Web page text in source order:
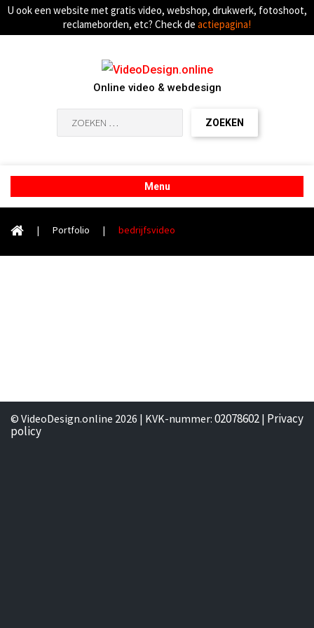
U ook een website met gratis video, webshop, drukwerk, fotoshoot,
reclameborden, etc? Check de actiepagina!
Online video & webdesign
naar:
Menu
| Portfolio | bedrijfsvideo
© VideoDesign.online 2026 | KVK-nummer: 02078602 | Privacy
policy